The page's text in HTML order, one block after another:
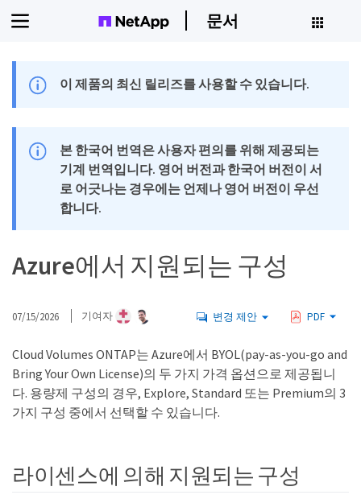
문서
이 제품의 최신 릴리즈를 사용할 수 있습니다.
본 한국어 번역은 사용자 편의를 위해 제공되는
기계 번역입니다. 영어 버전과 한국어 버전이 서
로 어긋나는 경우에는 언제나 영어 버전이 우선
합니다.
Azure에서 지원되는 구성
07/15/2026 기여자 변경 제안 PDF
Cloud Volumes ONTAP는 Azure에서 BYOL(pay-as-you-go and
Bring Your Own License)의 두 가지 가격 옵션으로 제공됩니
다. 용량제 구성의 경우, Explore, Standard 또는 Premium의 3
가지 구성 중에서 선택할 수 있습니다.
라이센스에 의해 지원되는 구성